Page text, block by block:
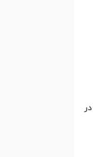
حجم 250 میلی‌لیتر، در